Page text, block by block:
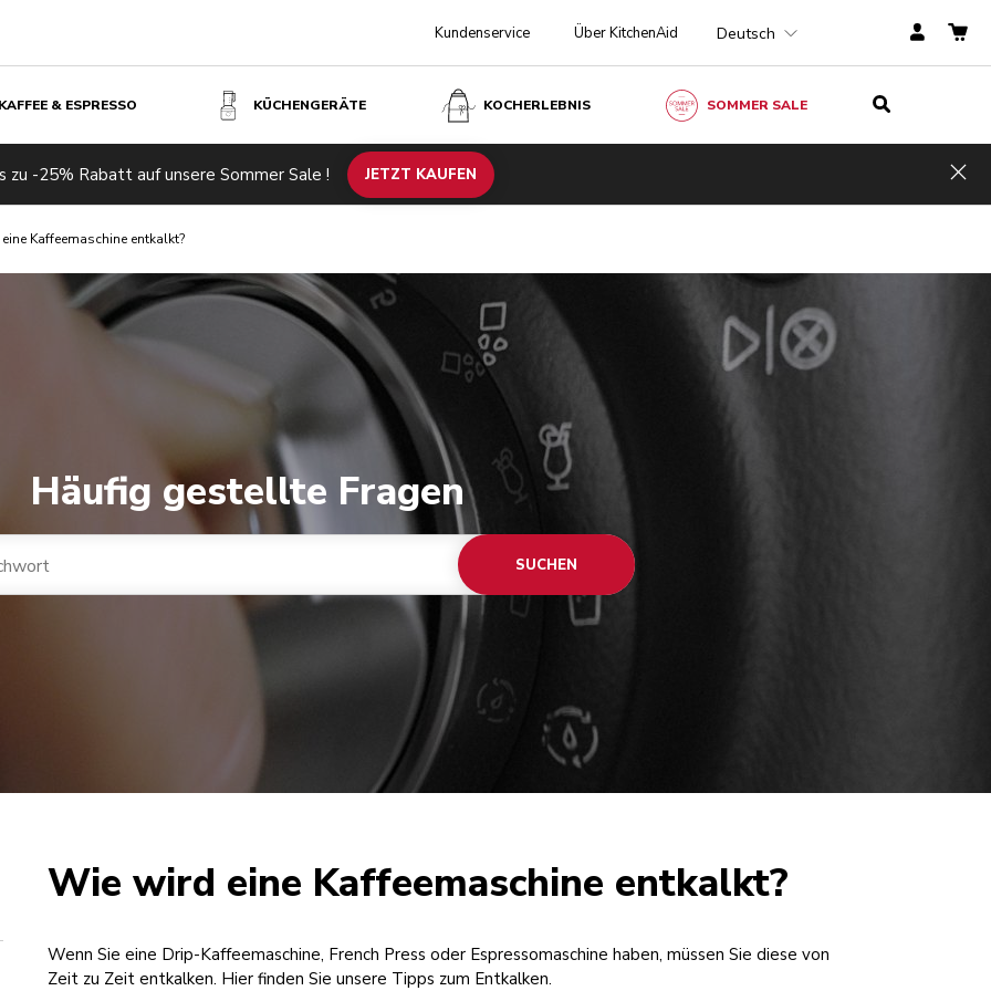
Kundenservice Über KitchenAid Deutsch
KAFFEE & ESPRESSO KÜCHENGERÄTE KOCHERLEBNIS SOMMER SALE
zu -25% Rabatt auf unsere Sommer Sale ! JETZT KAUFEN
Kaffeemaschine entkalkt?
Häufig gestellte Fragen
SUCHEN
Wie wird eine Kaffeemaschine entkalkt?
Wenn Sie eine Drip-Kaffeemaschine, French Press oder Espressomaschine haben, müssen Sie diese von
Zeit zu Zeit entkalken. Hier finden Sie unsere Tipps zum Entkalken.